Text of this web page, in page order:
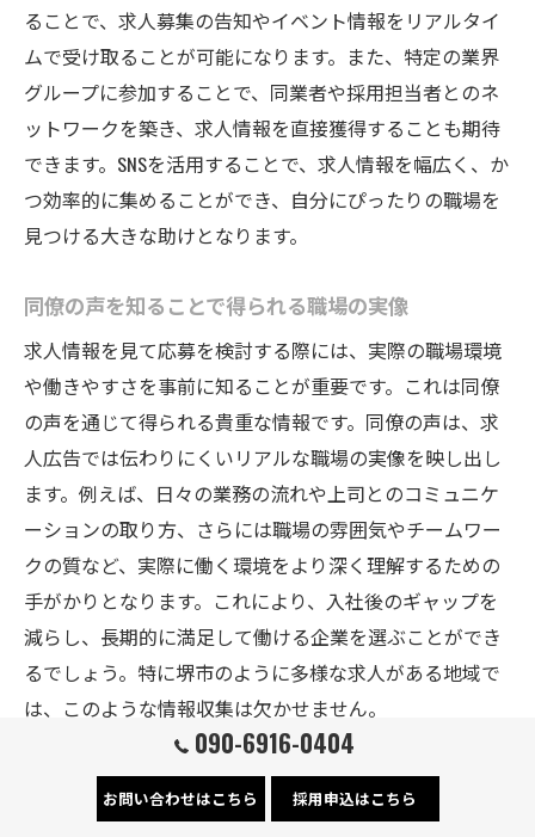
ることで、求人募集の告知やイベント情報をリアルタイ
ムで受け取ることが可能になります。また、特定の業界
グループに参加することで、同業者や採用担当者とのネ
ットワークを築き、求人情報を直接獲得することも期待
できます。SNSを活用することで、求人情報を幅広く、か
つ効率的に集めることができ、自分にぴったりの職場を
見つける大きな助けとなります。
同僚の声を知ることで得られる職場の実像
求人情報を見て応募を検討する際には、実際の職場環境
や働きやすさを事前に知ることが重要です。これは同僚
の声を通じて得られる貴重な情報です。同僚の声は、求
人広告では伝わりにくいリアルな職場の実像を映し出し
ます。例えば、日々の業務の流れや上司とのコミュニケ
ーションの取り方、さらには職場の雰囲気やチームワー
クの質など、実際に働く環境をより深く理解するための
手がかりとなります。これにより、入社後のギャップを
減らし、長期的に満足して働ける企業を選ぶことができ
るでしょう。特に堺市のように多様な求人がある地域で
は、このような情報収集は欠かせません。
ネット上での求人情報の信憑性を見極める
インターネット上で公開されている求人情報は非常に多
090-6916-0404
お問い合わせはこちら 採用申込はこちら